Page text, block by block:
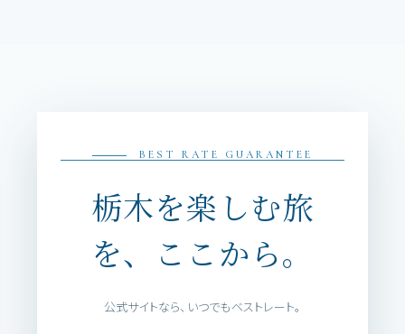
BEST RATE GUARANTEE
栃木を楽しむ旅
を、ここから。
公式サイトなら、いつでもベストレート。